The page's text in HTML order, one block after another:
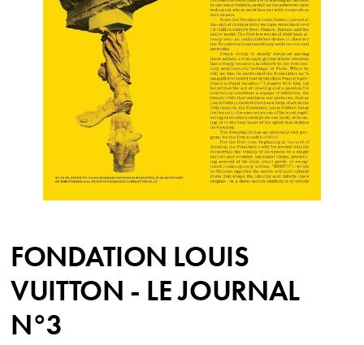
FONDATION LOUIS
VUITTON - LE JOURNAL
N°3